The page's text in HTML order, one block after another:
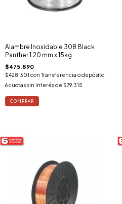
Alambre Inoxidable 308 Black
Panther 1.20 mm x 15kg
$475.890
$428.301 con Transferencia o depósito
6cuotas sin interés de $79.315